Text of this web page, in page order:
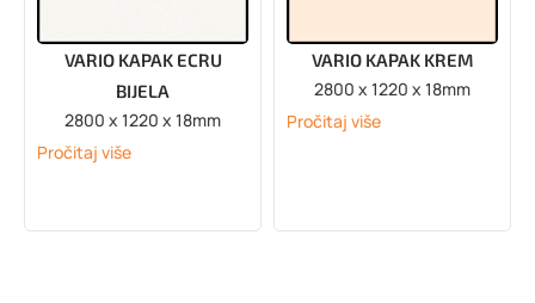
VARIO KAPAK ECRU
BIJELA
2800 x 1220 x 18mm
Pročitaj više
VARIO KAPAK KREM
2800 x 1220 x 18mm
Pročitaj više